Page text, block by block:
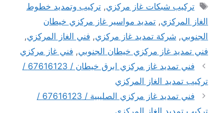
الوسوم
تركيب شبكات غاز مركزي,تركيب وتمديد خطوط
الغاز المركزي, تمديد مواسير غاز مركزي خيطان
الجنوبي, شركة تمديد غاز مركزي, فني الغاز المركزي,
فني تمديد غاز مركزي خيطان الجنوبي, فني غاز مركزي
فني تمديد غاز مركزي ابرق خيطان / 67616123 /
تركيب تمديد الغاز المركزي
فني تمديد غاز مركزي الصليبية / 67616123 /
تركيب تمديد الغاز المركزي